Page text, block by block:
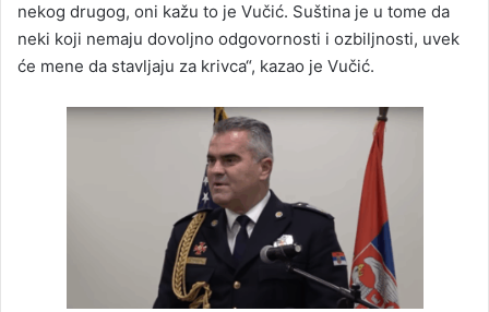
nekog drugog, oni kažu to je Vučić. Suština je u tome da
neki koji nemaju dovoljno odgovornosti i ozbiljnosti, uvek
će mene da stavljaju za krivca“, kazao je Vučić.